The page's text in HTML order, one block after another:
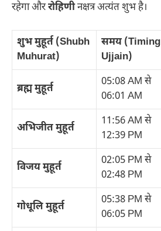
रहेगा औररोहिणीनक्षत्र अत्यंत शुभ है।
शुभ मुहूर्त (Shubh
Muhurat)
समय (Timing
Ujjain)
ब्रह्म मुहूर्त
05:08 AM से
06:01 AM
अभिजीत मुहूर्त
11:56 AM से
12:39 PM
विजय मुहूर्त
02:05 PM से
02:48 PM
गोधूलि मुहूर्त
05:38 PM से
06:05 PM